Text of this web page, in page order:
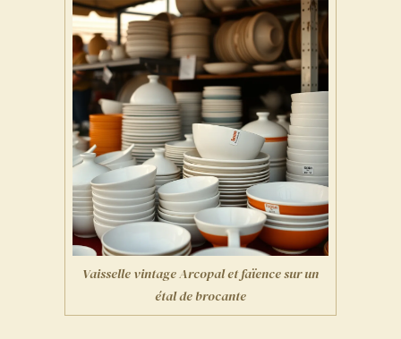
Vaisselle vintage Arcopal et faïence sur un
étal de brocante